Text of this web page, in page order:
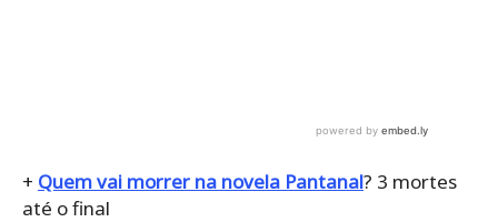
+ Quem vai morrer na novela Pantanal? 3 mortes
até o final